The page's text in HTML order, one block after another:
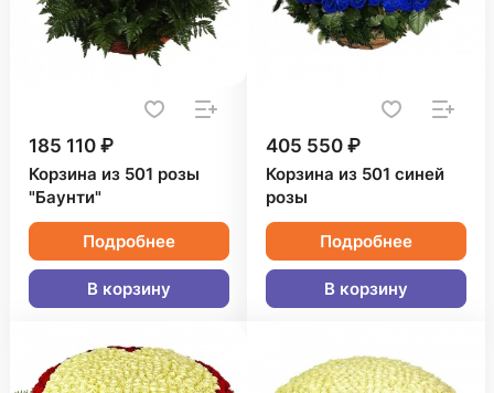
185 110 ₽
Корзина из 501 розы
"Баунти"
Подробнее
В корзину
405 550 ₽
Корзина из 501 синей
розы
Подробнее
В корзину